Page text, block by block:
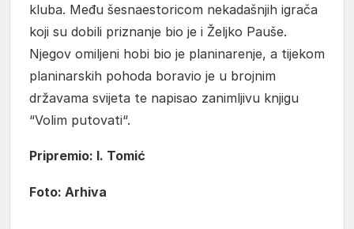
kluba. Među šesnaestoricom nekadašnjih igrača
koji su dobili priznanje bio je i Željko Pauše.
Njegov omiljeni hobi bio je planinarenje, a tijekom
planinarskih pohoda boravio je u brojnim
državama svijeta te napisao zanimljivu knjigu
“Volim putovati“.
Pripremio: I. Tomić
Foto: Arhiva